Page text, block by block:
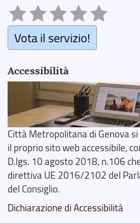
Vota il servizio!
Accessibilità
Città Metropolitana di Genova
il proprio sito web accessibile,
D.lgs. 10 agosto 2018, n.106
direttiva UE 2016/2102 del
del Consiglio.
Dichiarazione di Accessibilità